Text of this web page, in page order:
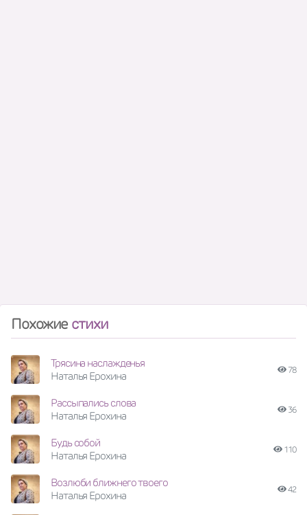
Похожие стихи
Трясина наслажденья
Наталья Ерохина
78
Рассыпались слова
Наталья Ерохина
36
Будь собой
Наталья Ерохина
110
Возлюби ближнего твоего
Наталья Ерохина
42